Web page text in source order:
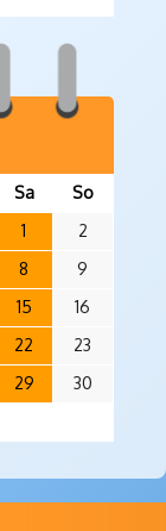
Sa
So
1
2
8
9
15
16
22
23
29
30